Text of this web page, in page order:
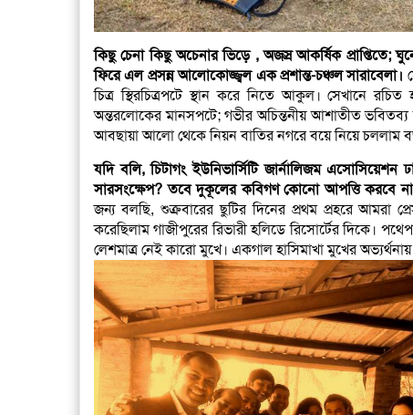
কিছু চেনা কিছু অচেনার ভিড়ে , অজস্র আকর্ষিক প্রাপ্তিতে;
ফিরে এল প্রসন্ন আলোকোজ্জ্বল এক প্রশান্ত-চঞ্চল সারাবেলা।
চিত্র স্থিরচিত্রপটে স্থান করে নিতে আকুল। সেখানে
অন্তরলোকের মানসপটে; গভীর অচিন্তনীয় আশাতীত
আবছায়া আলো থেকে নিয়ন বাতির নগরে বয়ে নিয়ে চললাম
যদি বলি, চিটাগং ইউনিভার্সিটি জার্নালিজম
সারসংক্ষেপ? তবে দুকূলের কবিগণ কোনো আপত্তি করবে না
জন্য বলছি, শুক্রবারের ছুটির দিনের প্রথম প্রহরে আমরা
করেছিলাম গাজীপুরের রিভারী হলিডে রিসোর্টের দিকে।
লেশমাত্র নেই কারো মুখে। একগাল হাসিমাখা মুখের